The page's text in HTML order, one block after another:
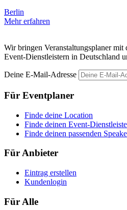
Berlin
Mehr erfahren
Wir bringen Veranstaltungsplaner mit
Event-Dienstleistern in Deutschland
Deine E-Mail-Adresse
Für Eventplaner
Finde deine Location
Finde deinen Event-
Finde deinen passenden
Für Anbieter
Eintrag erstellen
Kundenlogin
Für Alle